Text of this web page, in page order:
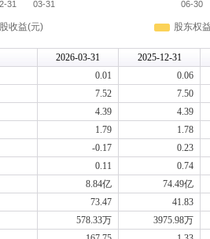
2026-03-31
2025-12-31
0.01
0.06
7.52
7.50
4.39
4.39
1.79
1.78
-0.17
0.23
0.11
0.74
8.84亿
74.49亿
73.47
41.83
578.33万
3975.98万